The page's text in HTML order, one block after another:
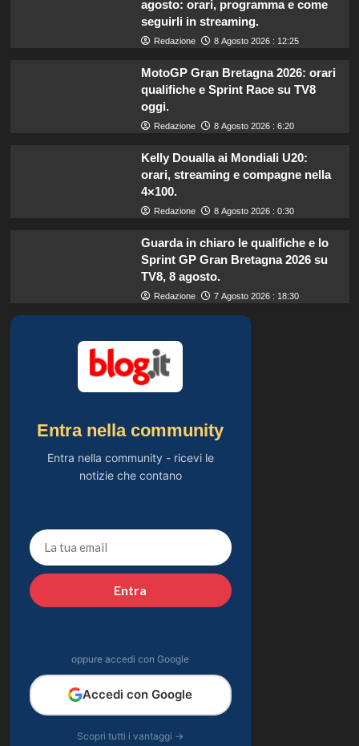
agosto: orari, programma e come
seguirli in streaming.
Redazione 8 Agosto 2026 : 12:25
MotoGP Gran Bretagna 2026: orari
qualifiche e Sprint Race su TV8
oggi.
Redazione 8 Agosto 2026 : 6:20
Kelly Doualla ai Mondiali U20:
orari, streaming e compagne nella
4×100.
Redazione 8 Agosto 2026 : 0:30
Guarda in chiaro le qualifiche e lo
Sprint GP Gran Bretagna 2026 su
TV8, 8 agosto.
Redazione 7 Agosto 2026 : 18:30
Entra nella community
Entra nella community - ricevi le
notizie che contano
Entra
oppure accedi con Google
Accedi con Google
Scopri tutti i vantaggi →